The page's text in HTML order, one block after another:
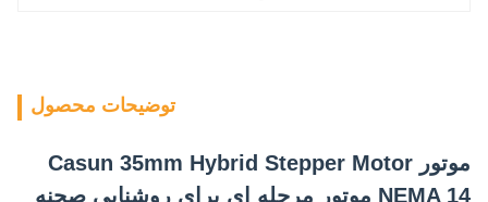
توضیحات محصول
موتور Casun 35mm Hybrid Stepper Motor
NEMA 14 موتور مرحله ای برای روشنایی صحنه